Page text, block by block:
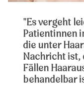
"Es vergeht
Patientinnen
die unter
Nachricht ist,
Fällen
behandelbar